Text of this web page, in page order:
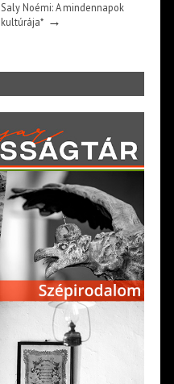
Saly Noémi: A mindennapok
kultúrája*→